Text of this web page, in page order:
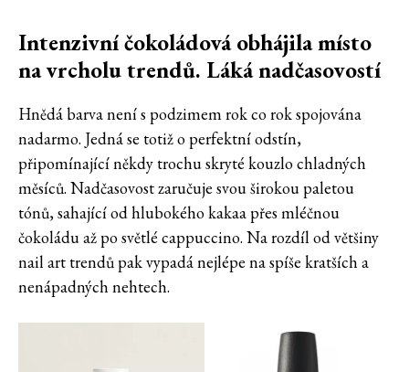
Intenzivní čokoládová obhájila místo
na vrcholu trendů. Láká nadčasovostí
Hnědá barva není s podzimem rok co rok spojována
nadarmo. Jedná se totiž o perfektní odstín,
připomínající někdy trochu skryté kouzlo chladných
měsíců. Nadčasovost zaručuje svou širokou paletou
tónů, sahající od hlubokého kakaa přes mléčnou
čokoládu až po světlé cappuccino. Na rozdíl od většiny
nail art trendů pak vypadá nejlépe na spíše kratších a
nenápadných nehtech.